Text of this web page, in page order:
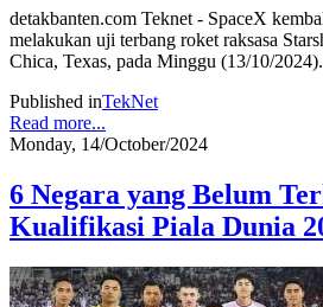
detakbanten.com Teknet - SpaceX
melakukan uji terbang roket raksasa
Chica, Texas, pada Minggu (13/10/2024).
Published inTekNet
Read more...
Monday, 14/October/2024
6 Negara yang Belum
Kualifikasi Piala Dunia